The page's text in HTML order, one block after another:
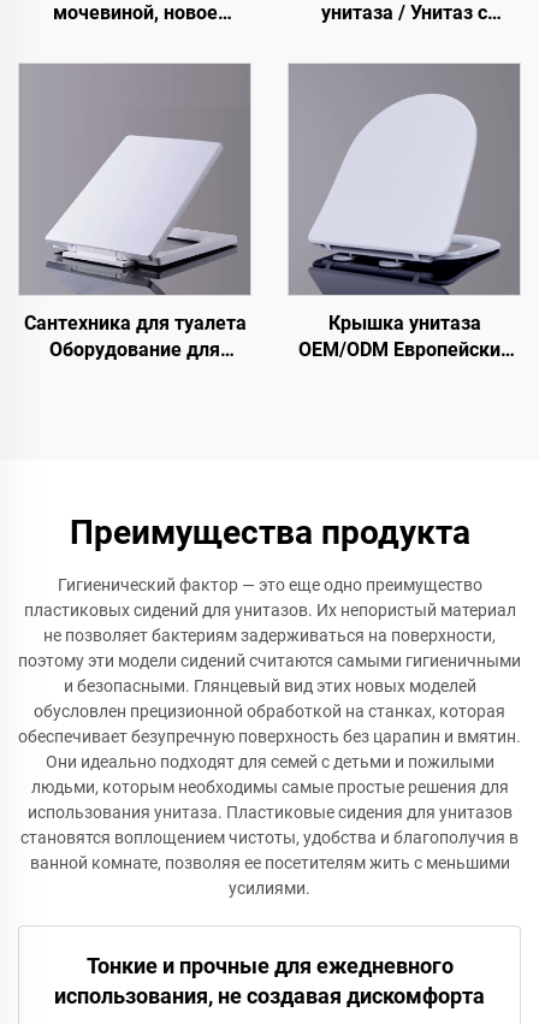
мочевиной, новое
сантехническое
водопроводных кабинок
унитаза / Унитаз с
Сантехника для туалета
Оборудование для
Крышка унитаза
OEM/ODM Европейский
Преимущества продукта
Гигиенический фактор — это еще одно преимущество
пластиковых сидений для унитазов. Их непористый материал
не позволяет бактериям задерживаться на поверхности,
поэтому эти модели сидений считаются самыми гигиеничными
и безопасными. Глянцевый вид этих новых моделей
обусловлен прецизионной обработкой на станках, которая
обеспечивает безупречную поверхность без царапин и вмятин.
Они идеально подходят для семей с детьми и пожилыми
людьми, которым необходимы самые простые решения для
использования унитаза. Пластиковые сидения для унитазов
становятся воплощением чистоты, удобства и благополучия в
ванной комнате, позволяя ее посетителям жить с меньшими
усилиями.
Тонкие и прочные для ежедневного
использования, не создавая дискомфорта